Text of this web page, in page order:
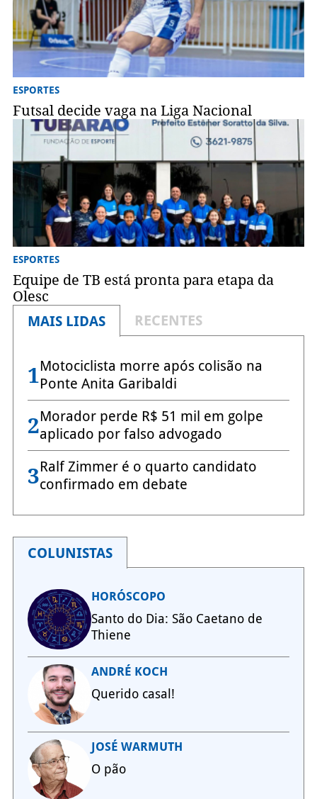
ESPORTES
Futsal decide vaga na Liga Nacional
ESPORTES
Equipe de TB está pronta para etapa da
Olesc
MAIS LIDAS
RECENTES
1Motociclista morre após colisão na
Ponte Anita Garibaldi
2Morador perde R$ 51 mil em golpe
aplicado por falso advogado
3Ralf Zimmer é o quarto candidato
confirmado em debate
COLUNISTAS
HORÓSCOPO
Santo do Dia: São Caetano de
Thiene
ANDRÉ KOCH
Querido casal!
JOSÉ WARMUTH
O pão